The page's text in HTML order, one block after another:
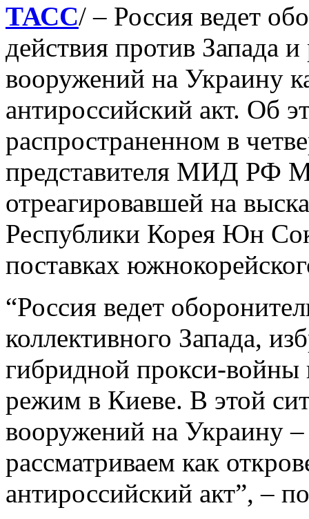
ТАСС/ – Россия ведет
действия против Запада
вооружений на Украину
антироссийский акт. Об
распространенном в
представителя МИД РФ
отреагировавшей на
Республики Корея Юн
поставках
“Россия ведет
коллективного Запада,
гибридной прокси-войны
режим в Киеве. В этой
вооружений на Украину
рассматриваем как
антироссийский акт”, –